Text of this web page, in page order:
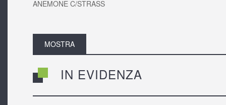
ANEMONE C/STRASS
MOSTRA
IN EVIDENZA